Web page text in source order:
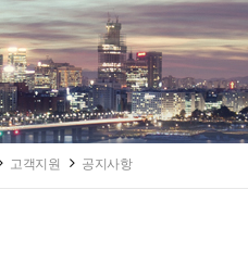
고객지원 공지사항